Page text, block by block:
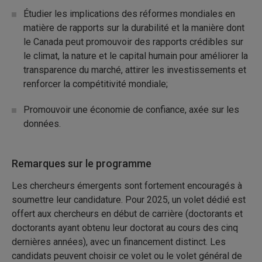
Étudier les implications des réformes mondiales en
matière de rapports sur la durabilité et la manière dont
le Canada peut promouvoir des rapports crédibles sur
le climat, la nature et le capital humain pour améliorer la
transparence du marché, attirer les investissements et
renforcer la compétitivité mondiale;
Promouvoir une économie de confiance, axée sur les
données.
Remarques sur le programme
Les chercheurs émergents sont fortement encouragés à
soumettre leur candidature. Pour 2025, un volet dédié est
offert aux chercheurs en début de carrière (doctorants et
doctorants ayant obtenu leur doctorat au cours des cinq
dernières années), avec un financement distinct. Les
candidats peuvent choisir ce volet ou le volet général de